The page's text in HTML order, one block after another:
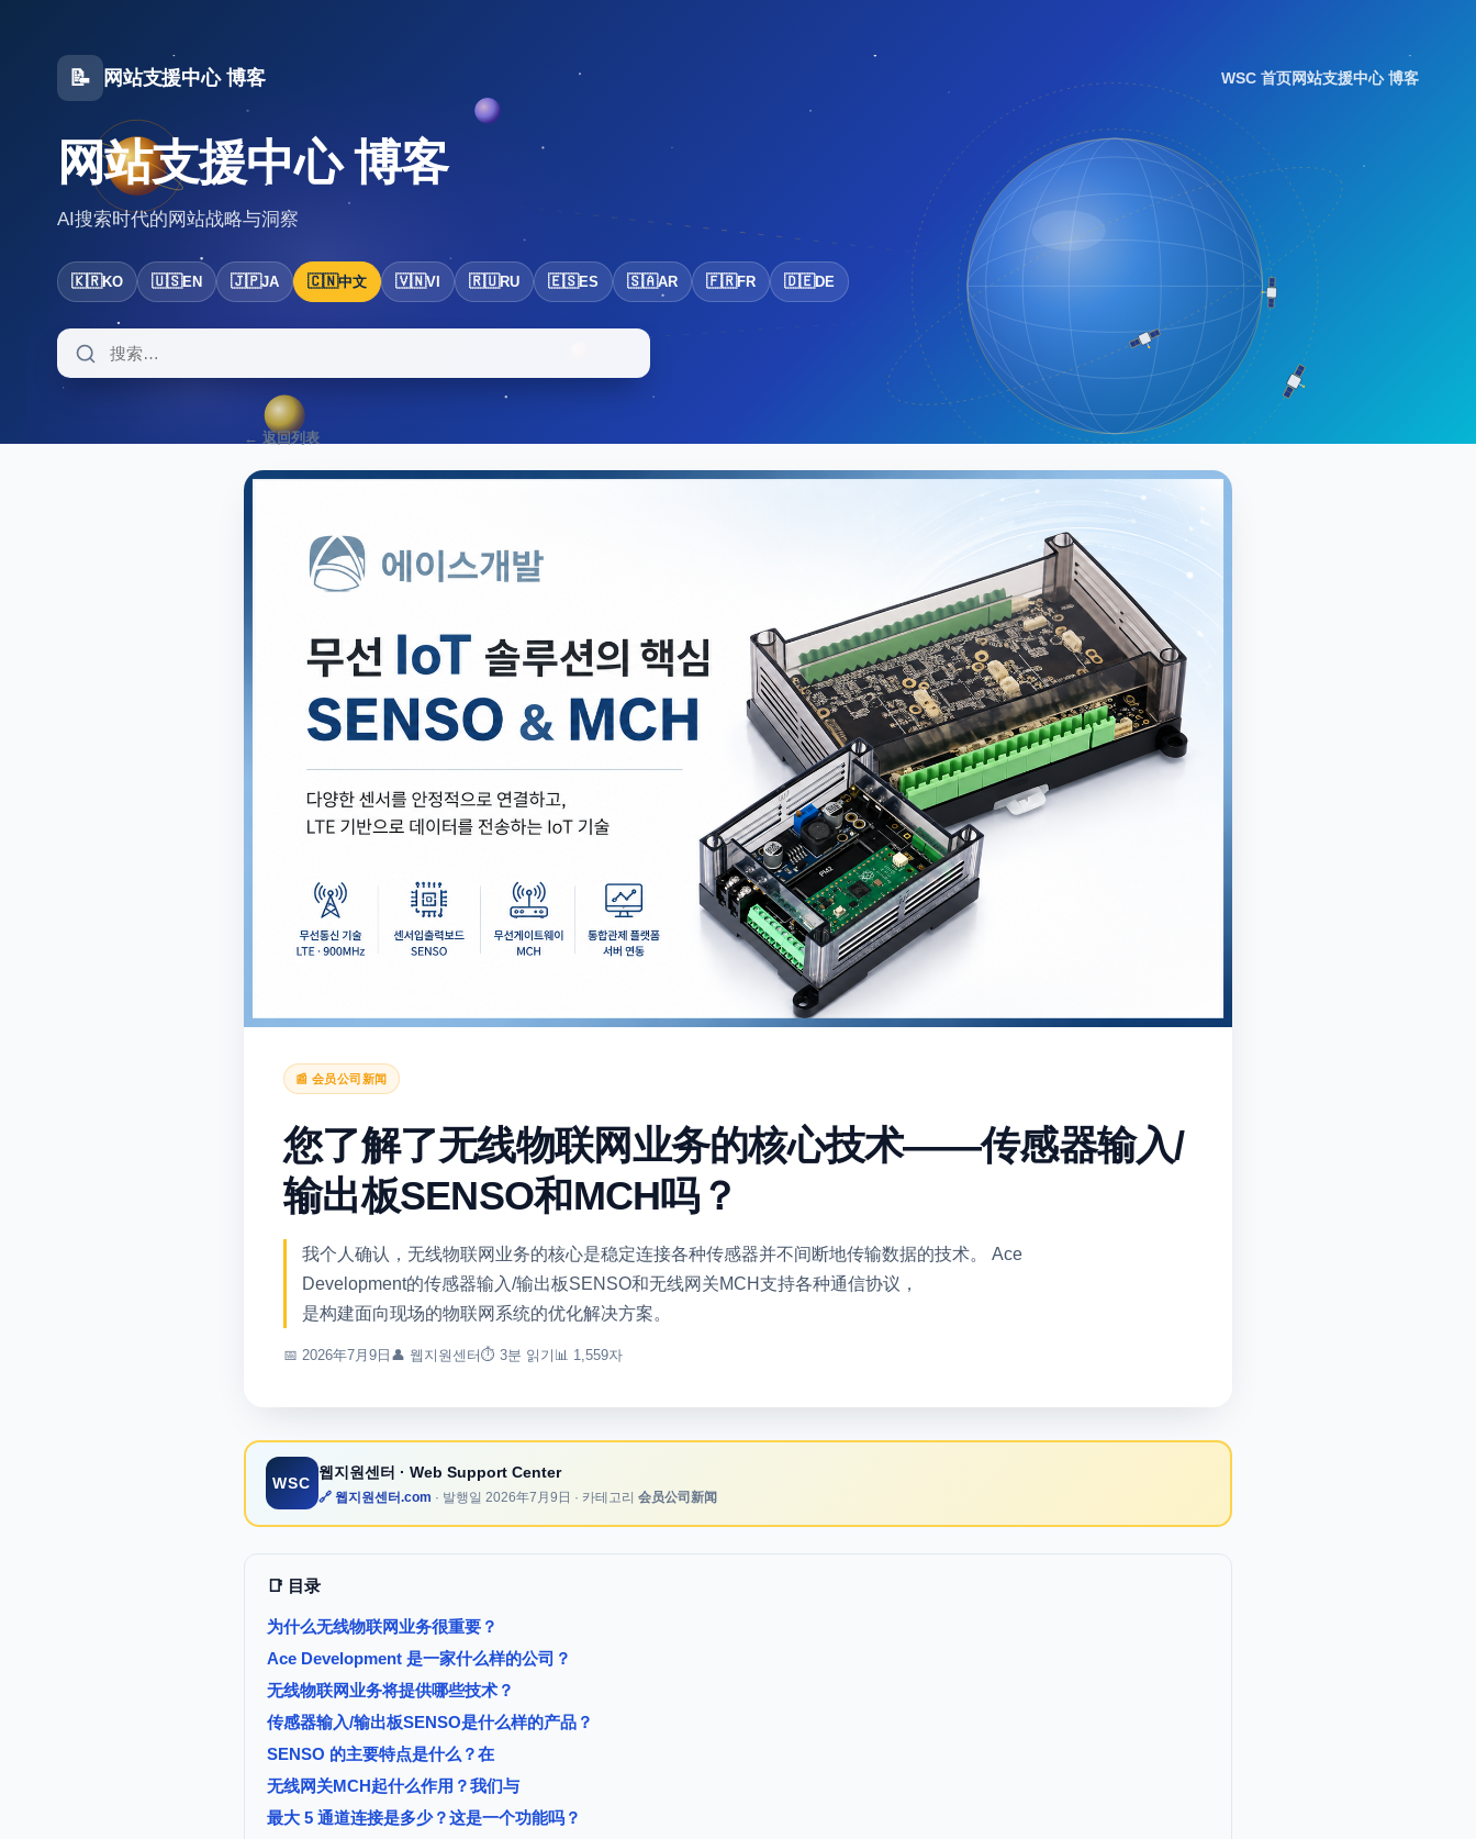
📝 网站支援中心 博客 WSC 首页网站支援中心 博客
网站支援中心 博客
AI搜索时代的网站战略与洞察
🇰🇷KO 🇺🇸EN 🇯🇵JA 🇨🇳中文 🇻🇳VI 🇷🇺RU 🇪🇸ES 🇸🇦AR 🇫🇷FR 🇩🇪DE
← 返回列表
📰 会员公司新闻
您了解了无线物联网业务的核心技术——传感器输入/
输出板SENSO和MCH吗？
我个人确认，无线物联网业务的核心是稳定连接各种传感器并不间断地传输数据的技术。 Ace
Development的传感器输入/输出板SENSO和无线网关MCH支持各种通信协议，
是构建面向现场的物联网系统的优化解决方案。
📅 2026年7月9日 👤 웹지원센터⏱ 3분 읽기 📊 1,559자
WSC
웹지원센터 · Web Support Center
🔗 웹지원센터.com · 발행일 2026年7月9日 · 카테고리 会员公司新闻
📑 目录
为什么无线物联网业务很重要？
Ace Development 是一家什么样的公司？
无线物联网业务将提供哪些技术？
传感器输入/输出板SENSO是什么样的产品？
SENSO 的主要特点是什么？在
无线网关MCH起什么作用？我们与
最大 5 通道连接是多少？这是一个功能吗？